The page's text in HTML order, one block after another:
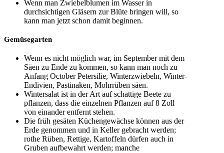
Wenn man Zwiebelblumen im Wasser in
durchsichtigen Gläsern zur Blüte bringen will, so
kann man jetzt schon damit beginnen.
Gemüsegarten
Wenn es nicht möglich war, im September mit dem
Säen zu Ende zu kommen, so kann man noch zu
Anfang October Petersilie, Winterzwiebeln, Winter-
Endivien, Pastinaken, Mohrrüben säen.
Wintersalat ist in der Art auf schattige Beete zu
pflanzen, dass die einzelnen Pflanzen auf 8 Zoll
von einander entfernt stehen.
Die früh gesäten Küchengewächse können aus der
Erde genommen und in Keller gebracht werden;
rothe Rüben, Rettige, Kartoffeln dürfen auch in
Gruben aufbewahrt werden; manche